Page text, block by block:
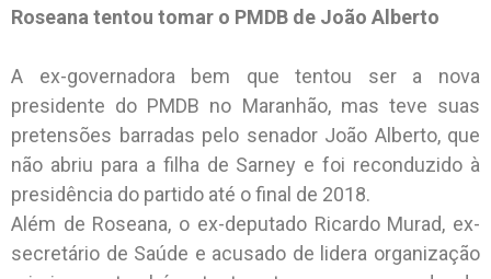
Roseana tentou tomar o PMDB de João Alberto
A ex-governadora bem que tentou ser a nova
presidente do PMDB no Maranhão, mas teve suas
pretensões barradas pelo senador João Alberto, que
não abriu para a filha de Sarney e foi reconduzido à
presidência do partido até o final de 2018.
Além de Roseana, o ex-deputado Ricardo Murad, ex-
secretário de Saúde e acusado de lidera organização